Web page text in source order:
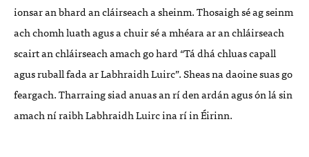
ionsaran bhard an cláirseach a sheinm. Thosaigh sé ag seinm
ach chomh luath agus a chuir sé a mhéara ar an chláirseach
scairt an chláirseach amach go hard “Tá dhá chluas capall
agus ruball fada ar Labhraidh Luirc”. Sheas na daoine suas go
feargach. Tharraing siad anuas an rí den ardán agus ón lá sin
amach ní raibh Labhraidh Luirc ina rí in Éirinn.